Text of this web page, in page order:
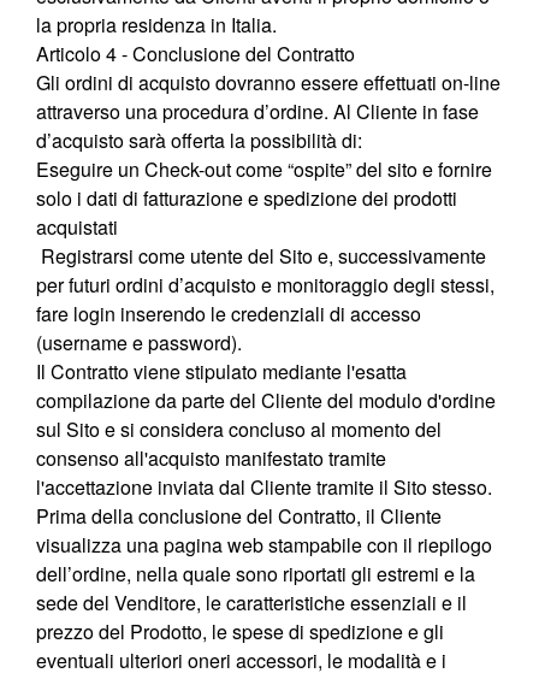
la propria residenza in Italia.
Articolo 4 - Conclusione del Contratto
Gli ordini di acquisto dovranno essere effettuati on-line
attraverso una procedura d’ordine. Al Cliente in fase
d’acquisto sarà offerta la possibilità di:
Eseguire un Check-out come “ospite” del sito e fornire
solo i dati di fatturazione e spedizione dei prodotti
acquistati
Registrarsi come utente del Sito e, successivamente
per futuri ordini d’acquisto e monitoraggio degli stessi,
fare login inserendo le credenziali di accesso
(username e password).
Il Contratto viene stipulato mediante l'esatta
compilazione da parte del Cliente del modulo d'ordine
sul Sito e si considera concluso al momento del
consenso all'acquisto manifestato tramite
l'accettazione inviata dal Cliente tramite il Sito stesso.
Prima della conclusione del Contratto, il Cliente
visualizza una pagina web stampabile con il riepilogo
dell’ordine, nella quale sono riportati gli estremi e la
sede del Venditore, le caratteristiche essenziali e il
prezzo del Prodotto, le spese di spedizione e gli
eventuali ulteriori oneri accessori, le modalità e i